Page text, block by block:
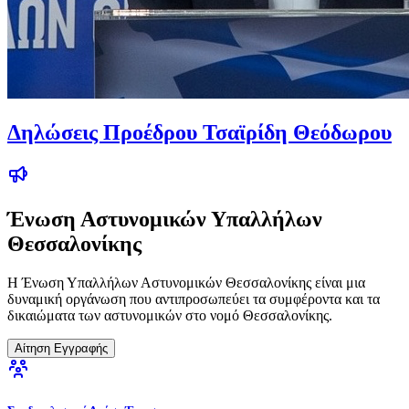
Δηλώσεις Προέδρου Τσαϊρίδη Θεόδωρου
Ένωση Αστυνομικών Υπαλλήλων
Θεσσαλονίκης
Η Ένωση Υπαλλήλων Αστυνομικών Θεσσαλονίκης είναι μια
δυναμική οργάνωση που αντιπροσωπεύει τα συμφέροντα και τα
δικαιώματα των αστυνομικών στο νομό Θεσσαλονίκης.
Αίτηση Εγγραφής